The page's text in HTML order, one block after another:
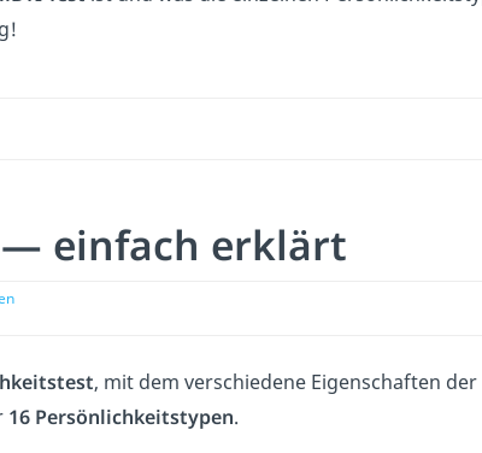
— einfach erklärt
, mit dem verschiedene Eigenschaften
16 Persönlichkeitstypen.